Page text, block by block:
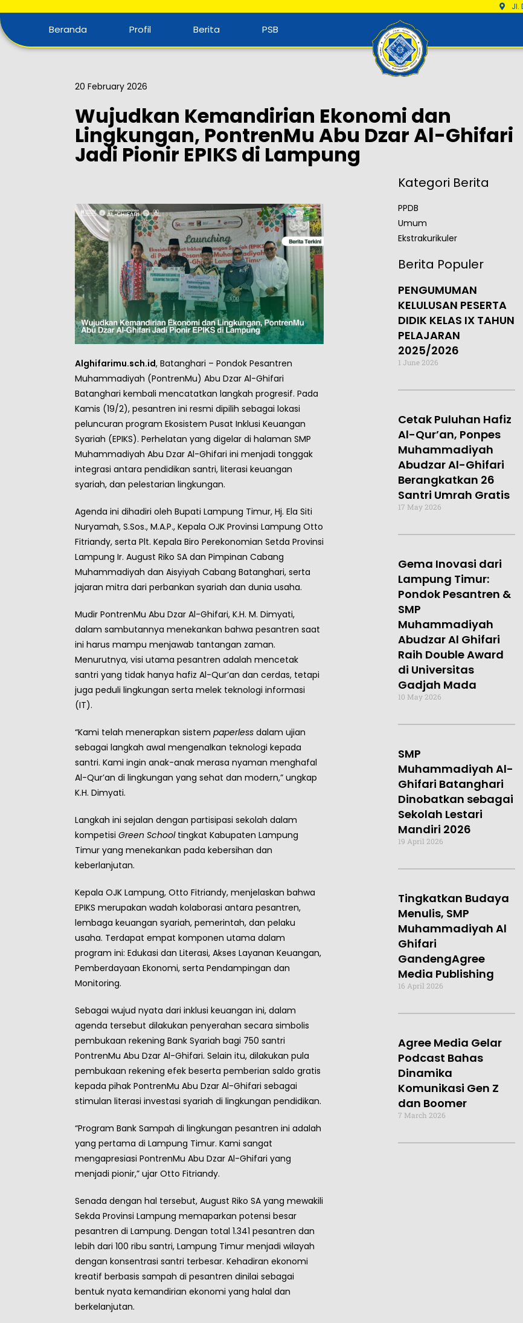
Jl.
Beranda Profil Berita PSB
20 February 2026
Wujudkan Kemandirian Ekonomi dan
Lingkungan, PontrenMu Abu Dzar Al-Ghifari
Jadi Pionir EPIKS di Lampung
Alghifarimu.sch.id, Batanghari – Pondok Pesantren
Muhammadiyah (PontrenMu) Abu Dzar Al-Ghifari
Batanghari kembali mencatatkan langkah progresif. Pada
Kamis (19/2), pesantren ini resmi dipilih sebagai lokasi
peluncuran program Ekosistem Pusat Inklusi Keuangan
Syariah (EPIKS). Perhelatan yang digelar di halaman SMP
Muhammadiyah Abu Dzar Al-Ghifari ini menjadi tonggak
integrasi antara pendidikan santri, literasi keuangan
syariah, dan pelestarian lingkungan.
Agenda ini dihadiri oleh Bupati Lampung Timur, Hj. Ela Siti
Nuryamah, S.Sos., M.A.P., Kepala OJK Provinsi Lampung Otto
Fitriandy, serta Plt. Kepala Biro Perekonomian Setda Provinsi
Lampung Ir. August Riko SA dan Pimpinan Cabang
Muhammadiyah dan Aisyiyah Cabang Batanghari, serta
jajaran mitra dari perbankan syariah dan dunia usaha.
Mudir PontrenMu Abu Dzar Al-Ghifari, K.H. M. Dimyati,
dalam sambutannya menekankan bahwa pesantren saat
ini harus mampu menjawab tantangan zaman.
Menurutnya, visi utama pesantren adalah mencetak
santri yang tidak hanya hafiz Al-Qur’an dan cerdas, tetapi
juga peduli lingkungan serta melek teknologi informasi
(IT).
“Kami telah menerapkan sistem paperlessdalam ujian
sebagai langkah awal mengenalkan teknologi kepada
santri. Kami ingin anak-anak merasa nyaman menghafal
Al-Qur’an di lingkungan yang sehat dan modern,” ungkap
K.H. Dimyati.
Langkah ini sejalan dengan partisipasi sekolah dalam
kompetisi Green Schooltingkat Kabupaten Lampung
Timur yang menekankan pada kebersihan dan
keberlanjutan.
Kepala OJK Lampung, Otto Fitriandy, menjelaskan bahwa
EPIKS merupakan wadah kolaborasi antara pesantren,
lembaga keuangan syariah, pemerintah, dan pelaku
usaha. Terdapat empat komponen utama dalam
program ini: Edukasi dan Literasi, Akses Layanan Keuangan,
Pemberdayaan Ekonomi, serta Pendampingan dan
Monitoring.
Sebagai wujud nyata dari inklusi keuangan ini, dalam
agenda tersebut dilakukan penyerahan secara simbolis
pembukaan rekening Bank Syariah bagi 750 santri
PontrenMu Abu Dzar Al-Ghifari. Selain itu, dilakukan pula
pembukaan rekening efek beserta pemberian saldo gratis
kepada pihak PontrenMu Abu Dzar Al-Ghifari sebagai
stimulan literasi investasi syariah di lingkungan pendidikan.
“Program Bank Sampah di lingkungan pesantren ini adalah
yang pertama di Lampung Timur. Kami sangat
mengapresiasi PontrenMu Abu Dzar Al-Ghifari yang
menjadi pionir,” ujar Otto Fitriandy.
Senada dengan hal tersebut, August Riko SA yang mewakili
Sekda Provinsi Lampung memaparkan potensi besar
pesantren di Lampung. Dengan total 1.341 pesantren dan
lebih dari 100 ribu santri, Lampung Timur menjadi wilayah
dengan konsentrasi santri terbesar. Kehadiran ekonomi
kreatif berbasis sampah di pesantren dinilai sebagai
bentuk nyata kemandirian ekonomi yang halal dan
berkelanjutan.
Kategori Berita
PPDB
Umum
Ekstrakurikuler
Berita Populer
PENGUMUMAN
KELULUSAN PESERTA
DIDIK KELAS IX TAHUN
PELAJARAN
2025/2026
1 June 2026
Cetak Puluhan Hafiz
Al-Qur’an, Ponpes
Muhammadiyah
Abudzar Al-Ghifari
Berangkatkan 26
Santri Umrah Gratis
17 May 2026
Gema Inovasi dari
Lampung Timur:
Pondok Pesantren &
SMP
Muhammadiyah
Abudzar Al Ghifari
Raih Double Award
di Universitas
Gadjah Mada
10 May 2026
SMP
Muhammadiyah Al-
Ghifari Batanghari
Dinobatkan sebagai
Sekolah Lestari
Mandiri 2026
19 April 2026
Tingkatkan Budaya
Menulis, SMP
Muhammadiyah Al
Ghifari
GandengAgree
Media Publishing
16 April 2026
Agree Media Gelar
Podcast Bahas
Dinamika
Komunikasi Gen Z
dan Boomer
7 March 2026